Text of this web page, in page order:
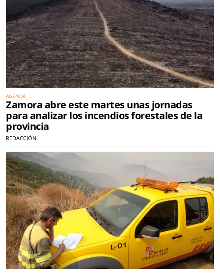
AGENDA
Zamora abre este martes unas jornadas
para analizar los incendios forestales de la
provincia
REDACCIÓN